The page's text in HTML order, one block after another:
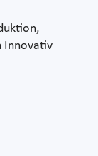
Innovativ